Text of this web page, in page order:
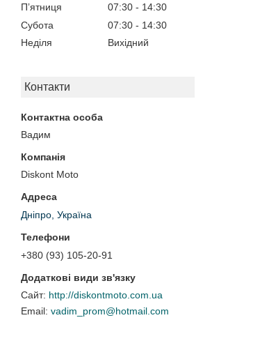
Пʼятниця
07:30
14:30
Субота
07:30
14:30
Неділя
Вихідний
Контакти
Вадим
Diskont Moto
Дніпро, Україна
+380 (93) 105-20-91
http://diskontmoto.com.ua
vadim_prom@hotmail.com